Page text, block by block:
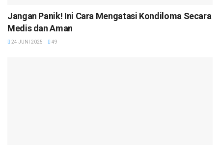
Jangan Panik! Ini Cara Mengatasi Kondiloma Secara
Medis dan Aman
24 JUNI 2025 49